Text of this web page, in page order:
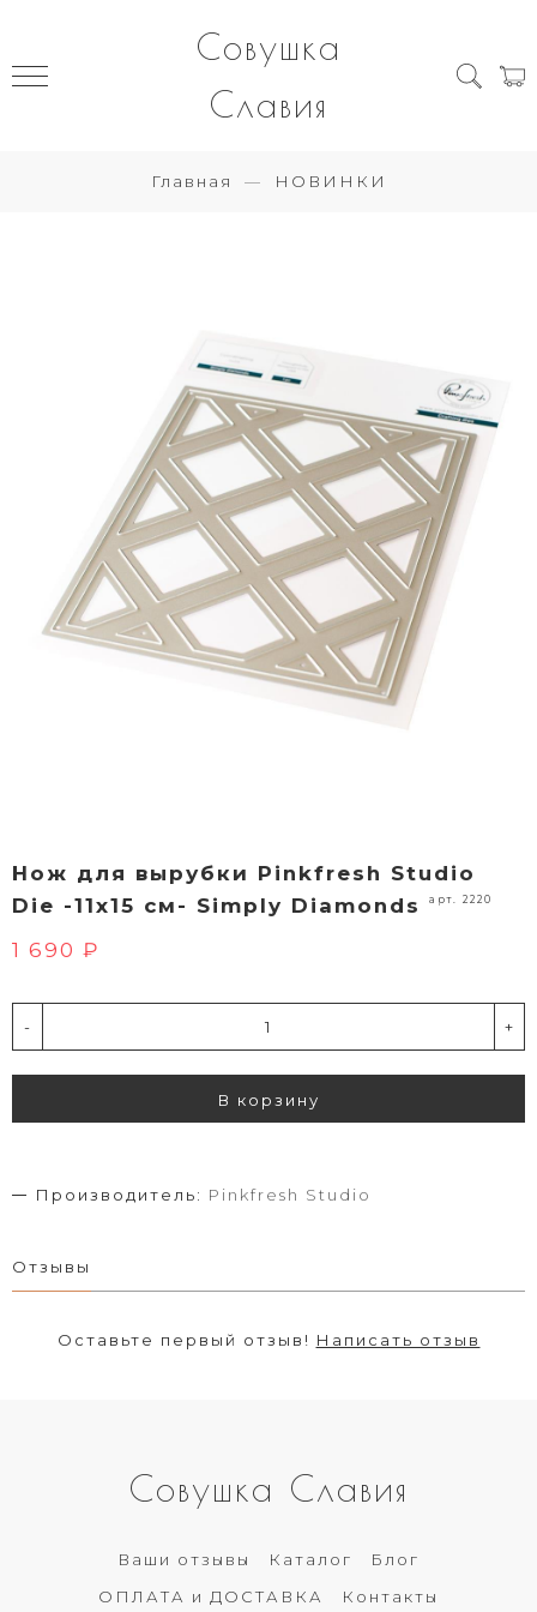
Совушка
Славия
Главная НОВИНКИ
Нож для вырубки Pinkfresh Studio
Die -11х15 см- Simply Diamonds
арт. 2220
1 690 ₽
- +
В корзину
Производитель: Pinkfresh Studio
Отзывы
Оставьте первый отзыв! Написать отзыв
Совушка Славия
Ваши отзывы Каталог
Блог
ОПЛАТА и ДОСТАВКА
Контакты